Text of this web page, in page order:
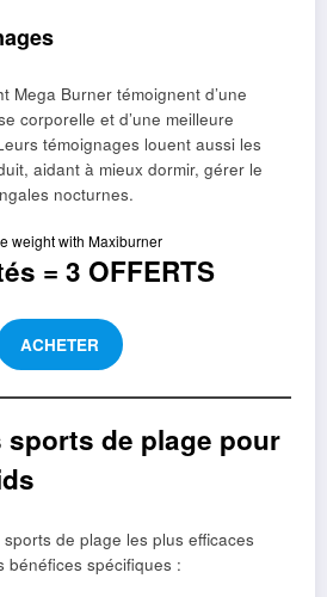
Mega Burner témoignent d’une
corporelle et d’une meilleure
témoignages louent aussi les
aidant à mieux dormir, gérer le
nocturnes.
= 3 OFFERTS
ACHETER
sports de plage pour
de plage les plus efficaces
bénéfices spécifiques :